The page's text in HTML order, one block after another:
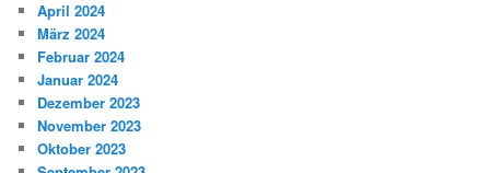
April 2024
März 2024
Februar 2024
Januar 2024
Dezember 2023
November 2023
Oktober 2023